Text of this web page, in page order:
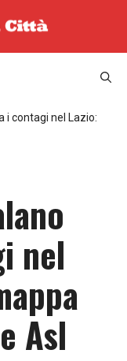
i contagi nel Lazio:
nel
Asl